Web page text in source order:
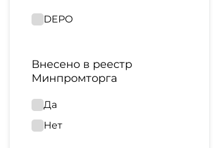
DEPO
Внесено в реестр
Минпромторга
Да
Нет